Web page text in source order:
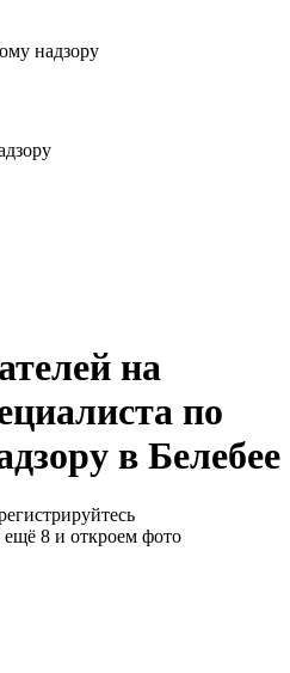
надзору
на
по
в Белебее
8 и откроем фото